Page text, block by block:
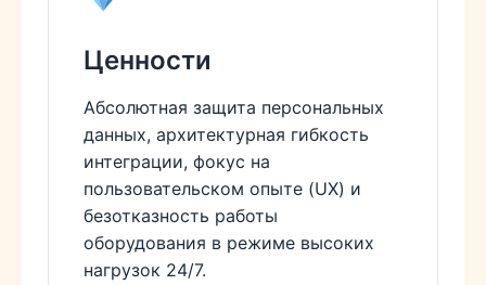
Ценности
Абсолютная защита персональных
данных, архитектурная гибкость
интеграции, фокус на
пользовательском опыте (UX) и
безотказность работы
оборудования в режиме высоких
нагрузок 24/7.